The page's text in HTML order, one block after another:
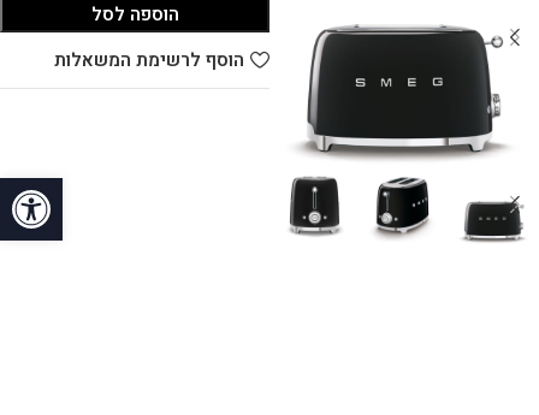
פתח
הוספה לסל
הוסף לרשימת המשאלות